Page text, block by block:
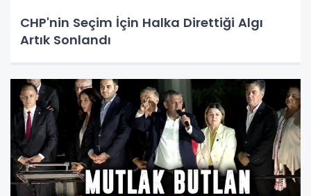
CHP'nin Seçim İçin Halka Direttiği Algı
Artık Sonlandı